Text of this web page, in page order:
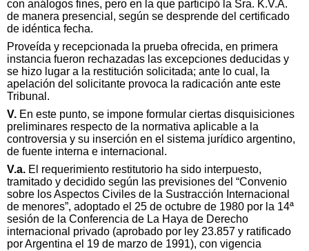
con análogos fines, pero en la que participó la Sra. K.V.A.
de manera presencial, según se desprende del certificado
de idéntica fecha.
Proveída y recepcionada la prueba ofrecida, en primera
instancia fueron rechazadas las excepciones deducidas y
se hizo lugar a la restitución solicitada; ante lo cual, la
apelación del solicitante provoca la radicación ante este
Tribunal.
V. En este punto, se impone formular ciertas disquisiciones
preliminares respecto de la normativa aplicable a la
controversia y su inserción en el sistema jurídico argentino,
de fuente interna e internacional.
V.a. El requerimiento restitutorio ha sido interpuesto,
tramitado y decidido según las previsiones del “Convenio
sobre los Aspectos Civiles de la Sustracción Internacional
de menores”, adoptado el 25 de octubre de 1980 por la 14ª
sesión de la Conferencia de La Haya de Derecho
internacional privado (aprobado por ley 23.857 y ratificado
por Argentina el 19 de marzo de 1991), con vigencia